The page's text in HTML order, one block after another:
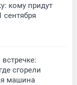
кому придут
сгорели
машина